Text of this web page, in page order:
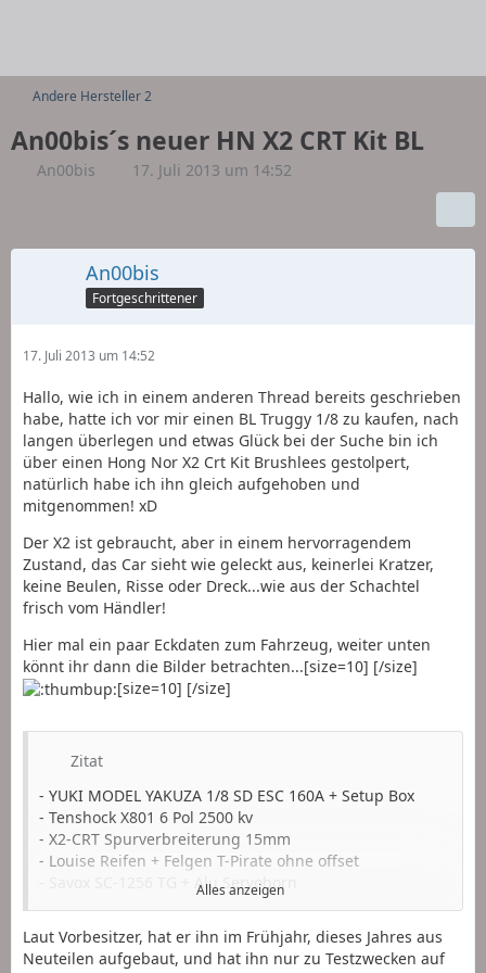
Andere Hersteller 2
An00bis´s neuer HN X2 CRT Kit BL
An00bis 17. Juli 2013 um 14:52
An00bis
Fortgeschrittener
17. Juli 2013 um 14:52
Hallo, wie ich in einem anderen Thread bereits geschrieben
habe, hatte ich vor mir einen BL Truggy 1/8 zu kaufen, nach
langen überlegen und etwas Glück bei der Suche bin ich
über einen Hong Nor X2 Crt Kit Brushlees gestolpert,
natürlich habe ich ihn gleich aufgehoben und
mitgenommen! xD
Der X2 ist gebraucht, aber in einem hervorragendem
Zustand, das Car sieht wie geleckt aus, keinerlei Kratzer,
keine Beulen, Risse oder Dreck...wie aus der Schachtel
frisch vom Händler!
Hier mal ein paar Eckdaten zum Fahrzeug, weiter unten
könnt ihr dann die Bilder betrachten...[size=10] [/size]
[size=10] [/size]
Zitat
- YUKI MODEL YAKUZA 1/8 SD ESC 160A + Setup Box
- Tenshock X801 6 Pol 2500 kv
- X2-CRT Spurverbreiterung 15mm
- Louise Reifen + Felgen T-Pirate ohne offset
- Savox SC-1256 TG + Alu Servohorn
- Kleineres Hauptzahnrad ( 44 Z )
- Querlenkerhalter hinten ALU
Alles anzeigen
Laut Vorbesitzer, hat er ihn im Frühjahr, dieses Jahres aus
Neuteilen aufgebaut, und hat ihn nur zu Testzwecken auf